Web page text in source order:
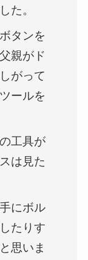
た。
タンを
親がド
がって
ールを
工具が
は見た
にボル
たりす
思いま